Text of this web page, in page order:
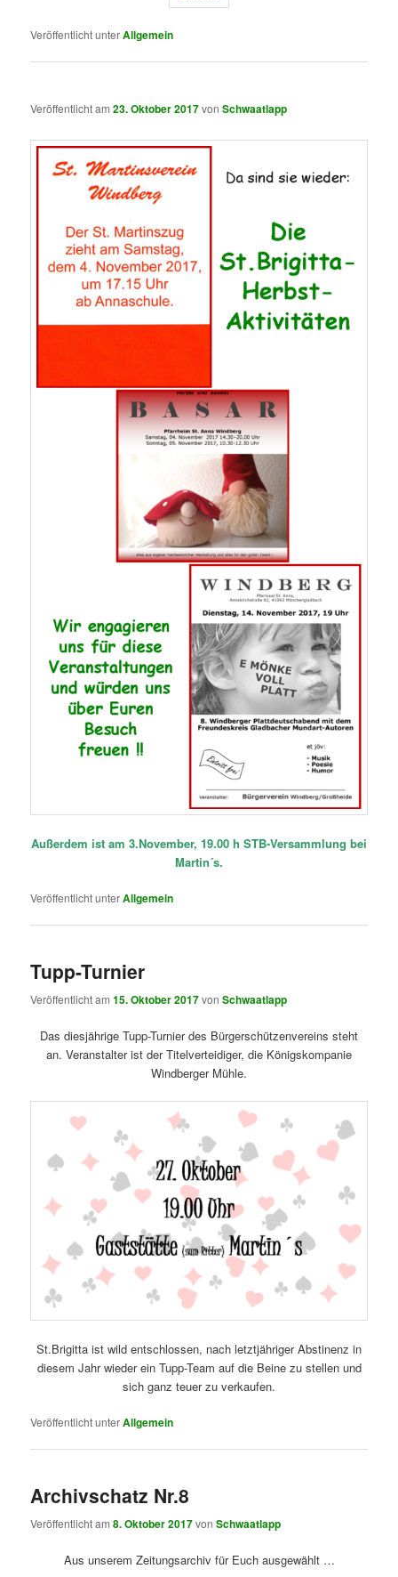
Veröffentlicht unterAllgemein
Veröffentlicht am23. Oktober 2017vonSchwaatlapp
Außerdem ist am 3.November, 19.00 h STB-Versammlung bei
Martin´s.
Veröffentlicht unterAllgemein
Tupp-Turnier
Veröffentlicht am15. Oktober 2017vonSchwaatlapp
Das diesjährige Tupp-Turnier des Bürgerschützenvereins steht
an. Veranstalter ist der Titelverteidiger, die Königskompanie
Windberger Mühle.
St.Brigitta ist wild entschlossen, nach letztjähriger Abstinenz in
diesem Jahr wieder ein Tupp-Team auf die Beine zu stellen und
sich ganz teuer zu verkaufen.
Veröffentlicht unterAllgemein
Archivschatz Nr.8
Veröffentlicht am8. Oktober 2017vonSchwaatlapp
Aus unserem Zeitungsarchiv für Euch ausgewählt …